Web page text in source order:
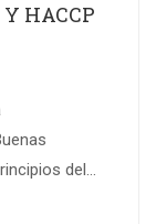
HACCP
del